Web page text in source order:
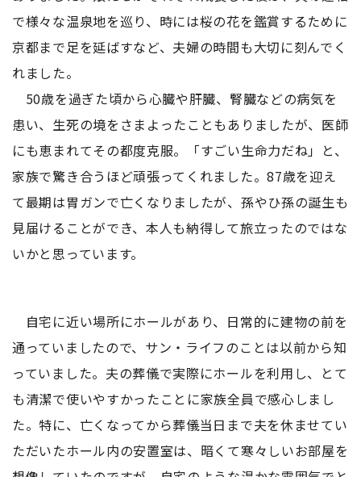
で様々な温泉地を巡り、時には桜の花を鑑賞するために
京都まで足を延ばすなど、夫婦の時間も大切に刻んでく
れました。
50歳を過ぎた頃から心臓や肝臓、腎臓などの病気を
患い、生死の境をさまよったこともありましたが、医師
にも恵まれてその都度克服。「すごい生命力だね」と、
家族で驚き合うほど頑張ってくれました。87歳を迎え
て最期は胃ガンで亡くなりましたが、孫やひ孫の誕生も
見届けることができ、本人も納得して旅立ったのではな
いかと思っています。
自宅に近い場所にホールがあり、日常的に建物の前を
通っていましたので、サン・ライフのことは以前から知
っていました。夫の葬儀で実際にホールを利用し、とて
も清潔で使いやすかったことに家族全員で感心しまし
た。特に、亡くなってから葬儀当日まで夫を休ませてい
ただいたホール内の安置室は、暗くて寒々しいお部屋を